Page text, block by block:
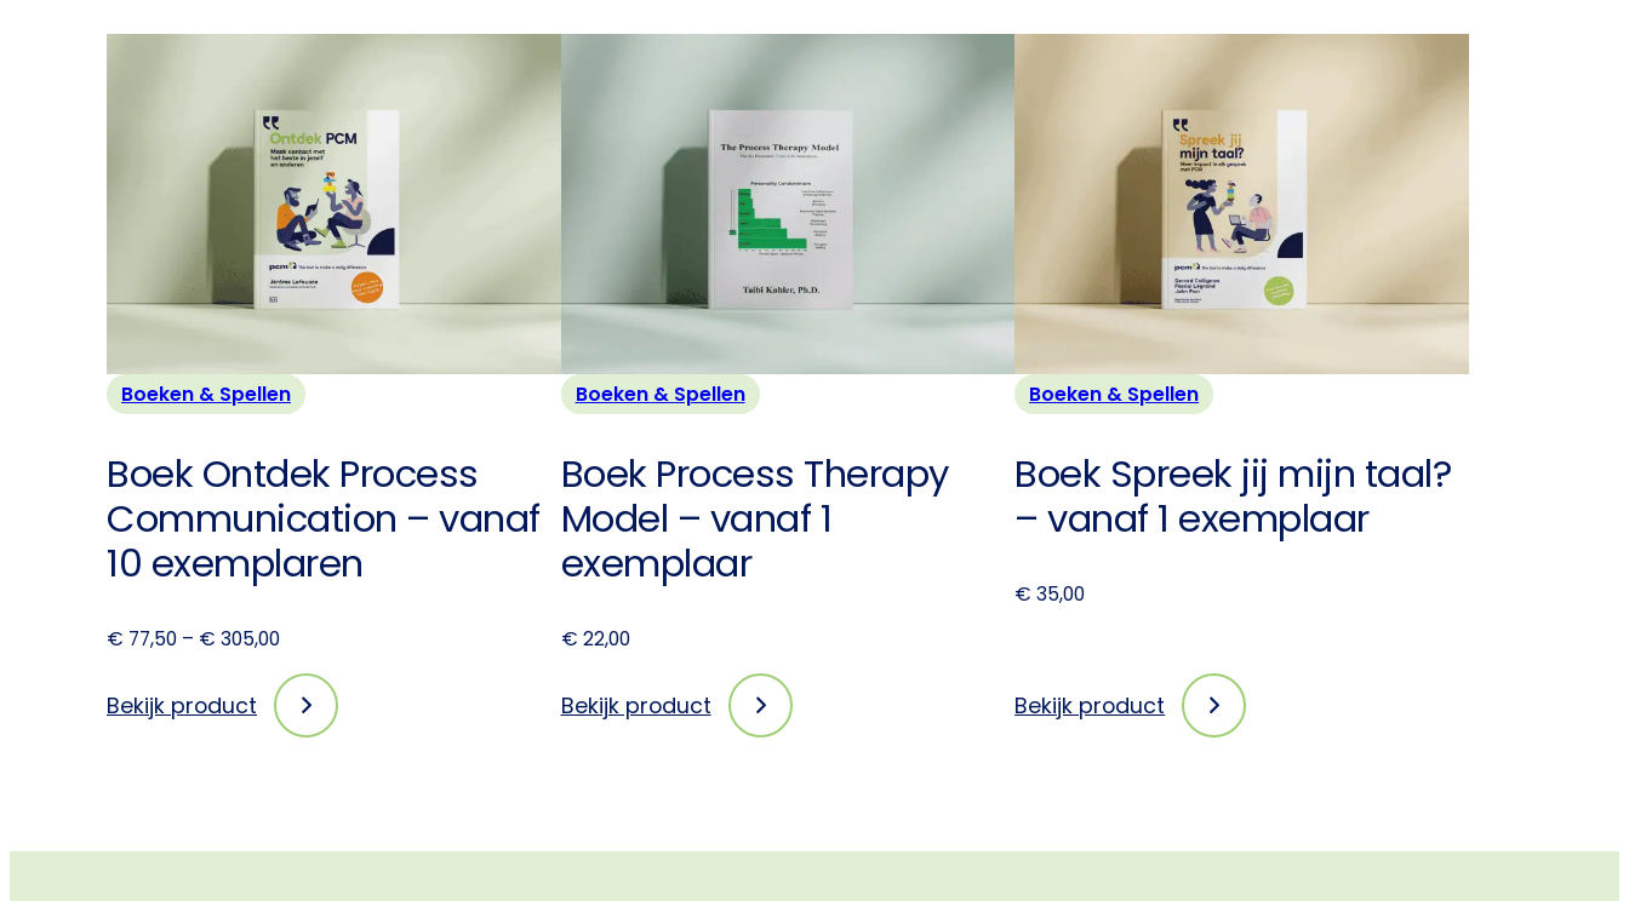
Boeken & Spellen
Boek Ontdek Process
Communication – vanaf
10 exemplaren
€ 77,50 – € 305,00Prijsklasse:
€ 77,50
tot
€ 305,00
Bekijk product
:
Communication
Boeken & Spellen
Boek Process Therapy
Model – vanaf 1
exemplaar
€ 22,00
Bekijk product
:
Model
Boeken & Spellen
Boek Spreek jij mijn taal?
– vanaf 1 exemplaar
€ 35,00
Bekijk product
:
mijn